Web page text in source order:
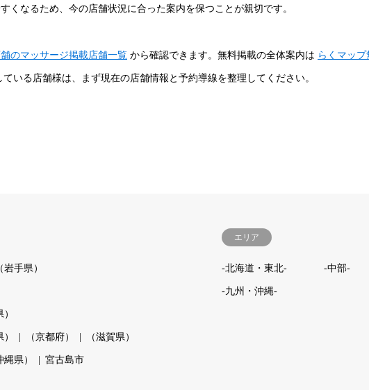
くなるため、今の店舗状況に合った案内を保つことが親切です。
のマッサージ掲載店舗一覧 から確認できます。無料掲載の全体案内は らくマップ
いる店舗様は、まず現在の店舗情報と予約導線を整理してください。
（岩手県）
（京都府） （滋賀県）
縄県） 宮古島市
エリア
-北海道・東北- -中部-
-九州・沖縄-